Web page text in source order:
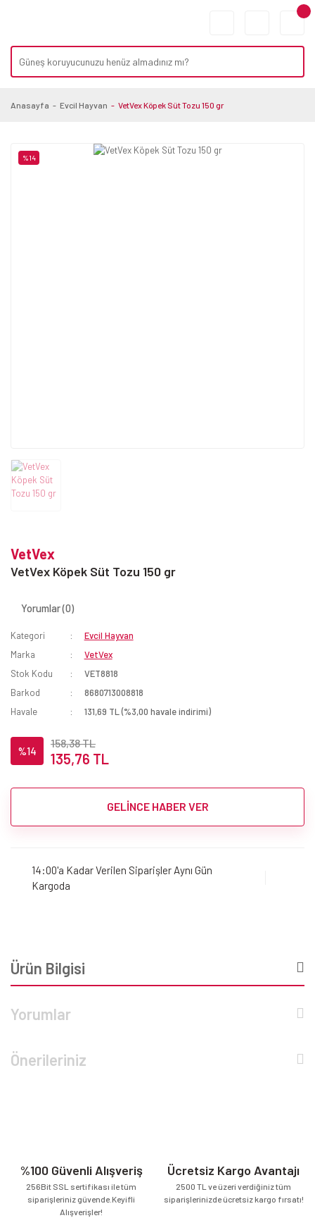
Anasayfa Evcil Hayvan VetVex Köpek Süt Tozu 150 gr
%14
VetVex
VetVex Köpek Süt Tozu 150 gr
Yorumlar (0)
Kategori
Evcil Hayvan
Marka
VetVex
Stok Kodu
VET8818
Barkod
8680713008818
Havale
131,69 TL (%3,00 havale indirimi)
%14
158,38 TL
135,76 TL
GELİNCE HABER VER
14:00'a Kadar Verilen Siparişler Aynı Gün
Kargoda
Ürün Bilgisi
Yorumlar
Önerileriniz
%100 Güvenli Alışveriş
256Bit SSL sertifikası ile tüm
siparişleriniz güvende.Keyifli
Alışverişler!
Ücretsiz Kargo Avantajı
2500 TL ve üzeri verdiğiniz tüm
siparişlerinizde ücretsiz kargo fırsatı!